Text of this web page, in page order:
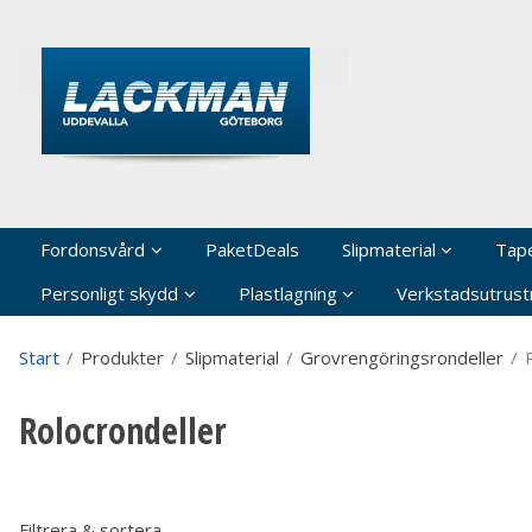
Fordonsvård PaketDeals Slipmaterial
Personligt skydd
Plastlagning
Start / Produkter / Slipmaterial / Grovrengöringsrondeller /
Rolocrondeller